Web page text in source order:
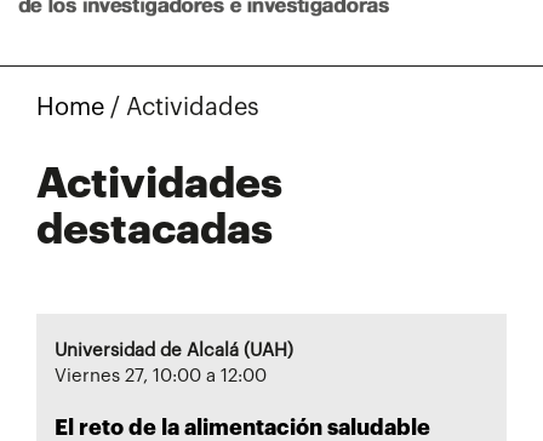
Home / Actividades
Actividades
destacadas
Universidad de Alcalá (UAH)
Viernes 27, 10:00 a 12:00
El reto de la alimentación saludable